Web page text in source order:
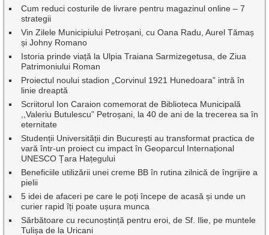
Cum reduci costurile de livrare pentru magazinul online – 7
strategii
Vin Zilele Municipiului Petroșani, cu Oana Radu, Aurel Tămaș
și Johny Romano
Istoria prinde viață la Ulpia Traiana Sarmizegetusa, de Ziua
Patrimoniului Roman
Proiectul noului stadion „Corvinul 1921 Hunedoara” intră în
linie dreaptă
Scriitorul Ion Caraion comemorat de Biblioteca Municipală
,,Valeriu Butulescu” Petroșani, la 40 de ani de la trecerea sa în
eternitate
Studenții Universității din București au transformat practica de
vară într-un proiect cu impact în Geoparcul Internațional
UNESCO Țara Hațegului
Beneficiile utilizării unei creme BB în rutina zilnică de îngrijire a
pielii
5 idei de afaceri pe care le poți începe de acasă și unde un
curier rapid îți poate ușura munca
Sărbătoare cu recunoștință pentru eroi, de Sf. Ilie, pe muntele
Tulișa de la Uricani